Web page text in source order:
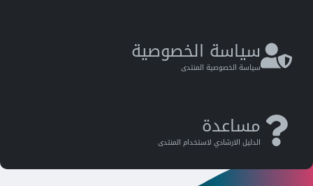
سياسة الخصوصية
سياسة الخصوصية المنتدى
مساعدة
الدليل اﻻرشادي ﻻستخدام المنتدى